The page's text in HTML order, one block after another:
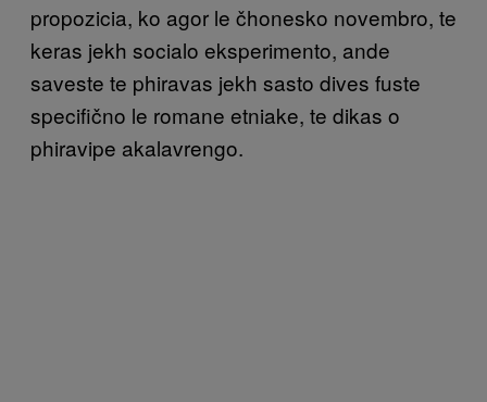
propozicia, ko agor le čhonesko novembro, te
keras jekh socialo eksperimento, ande
saveste te phiravas jekh sasto dives fuste
specifično le romane etniake, te dikas o
phiravipe akalavrengo.